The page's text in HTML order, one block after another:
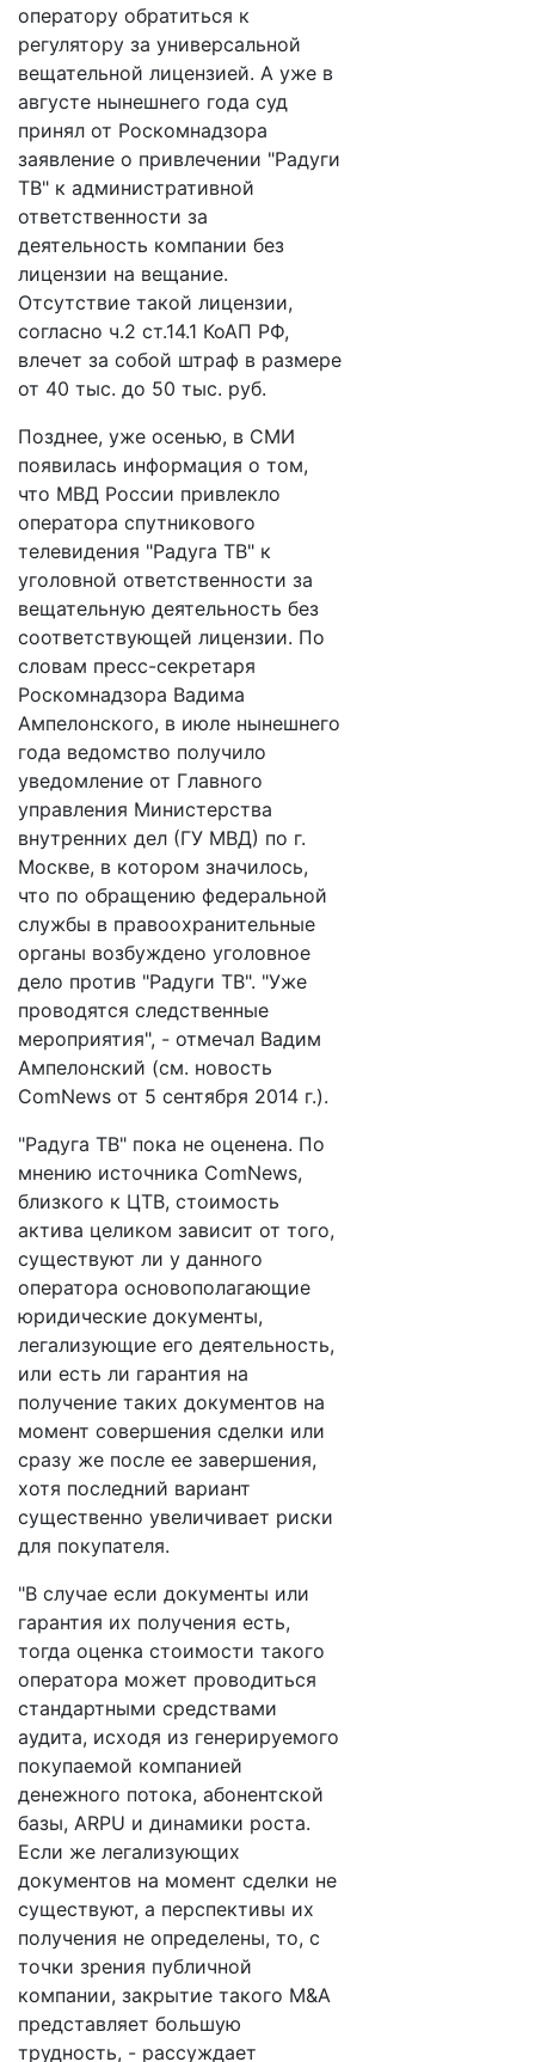
оператору обратиться к
регулятору за универсальной
вещательной лицензией. А уже в
августе нынешнего года суд
принял от Роскомнадзора
заявление о привлечении "Радуги
ТВ" к административной
ответственности за
деятельность компании без
лицензии на вещание.
Отсутствие такой лицензии,
согласно ч.2 ст.14.1 КоАП РФ,
влечет за собой штраф в размере
от 40 тыс. до 50 тыс. руб.
Позднее, уже осенью, в СМИ
появилась информация о том,
что МВД России привлекло
оператора спутникового
телевидения "Радуга ТВ" к
уголовной ответственности за
вещательную деятельность без
соответствующей лицензии. По
словам пресс-секретаря
Роскомнадзора Вадима
Ампелонского, в июле нынешнего
года ведомство получило
уведомление от Главного
управления Министерства
внутренних дел (ГУ МВД) по г.
Москве, в котором значилось,
что по обращению федеральной
службы в правоохранительные
органы возбуждено уголовное
дело против "Радуги ТВ". "Уже
проводятся следственные
мероприятия", - отмечал Вадим
Ампелонский (cм. новость
ComNews от 5 сентября 2014 г.).
"Радуга ТВ" пока не оценена. По
мнению источника ComNews,
близкого к ЦТВ, стоимость
актива целиком зависит от того,
существуют ли у данного
оператора основополагающие
юридические документы,
легализующие его деятельность,
или есть ли гарантия на
получение таких документов на
момент совершения сделки или
сразу же после ее завершения,
хотя последний вариант
существенно увеличивает риски
для покупателя.
"В случае если документы или
гарантия их получения есть,
тогда оценка стоимости такого
оператора может проводиться
стандартными средствами
аудита, исходя из генерируемого
покупаемой компанией
денежного потока, абонентской
базы, ARPU и динамики роста.
Если же легализующих
документов на момент сделки не
существуют, а перспективы их
получения не определены, то, с
точки зрения публичной
компании, закрытие такого M&A
представляет большую
трудность, - рассуждает